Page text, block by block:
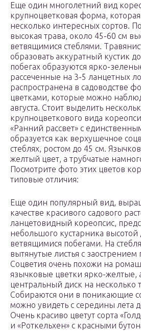
Еще один многолетний вид
крупноцветковая форма,
несколько интересных сортов.
высокая трава, около 45-60 см
ветвящимися стеблями.
образовать аккуратный кустик
побегах образуются ярко-
рассеченные на 3-5 ланцетных
распространена в садоводстве
цветками, которые можно
августа. Стоит выделить
крупноцветкового вида
«Ранний рассвет» с
образуется как верхушечное
стеблях, ростом до 45 см.
желтый цвет, а трубчатые
Посмотрите фото этих цветов
типовые отличия:
Еще один популярный вид,
качестве красивого садового
ланцетовидный кореопсис,
небольшого кустарника высотой
ветвящимися побегами. На
вытянутые листья с
Соцветия очень похожи на
язычковые цветки ярко-желтые,
центральный диск на несколько
Собираются они в поникающие
можно увидеть с середины лета
Очень красиво цветут сорта
и «Роткельхен» с красными